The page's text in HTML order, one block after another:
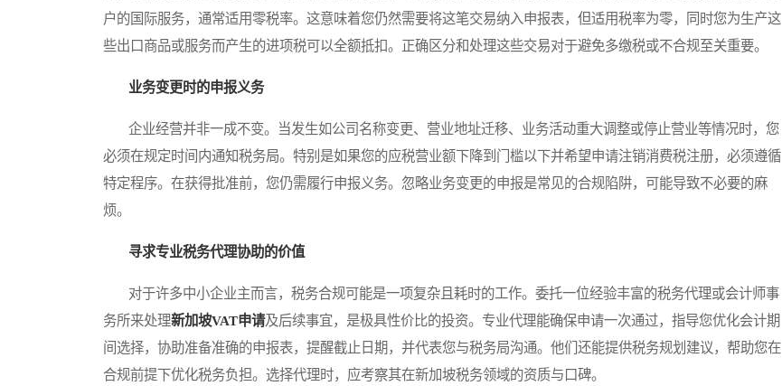
户的国际服务，通常适用零税率。这意味着您仍然需要将这笔交易纳入申报表，但适用税率为零，同时您为生产这
些出口商品或服务而产生的进项税可以全额抵扣。正确区分和处理这些交易对于避免多缴税或不合规至关重要。
业务变更时的申报义务
企业经营并非一成不变。当发生如公司名称变更、营业地址迁移、业务活动重大调整或停止营业等情况时，您
必须在规定时间内通知税务局。特别是如果您的应税营业额下降到门槛以下并希望申请注销消费税注册，必须遵循
特定程序。在获得批准前，您仍需履行申报义务。忽略业务变更的申报是常见的合规陷阱，可能导致不必要的麻
烦。
寻求专业税务代理协助的价值
对于许多中小企业主而言，税务合规可能是一项复杂且耗时的工作。委托一位经验丰富的税务代理或会计师事
务所来处理新加坡VAT申请及后续事宜，是极具性价比的投资。专业代理能确保申请一次通过，指导您优化会计期
间选择，协助准备准确的申报表，提醒截止日期，并代表您与税务局沟通。他们还能提供税务规划建议，帮助您在
合规前提下优化税务负担。选择代理时，应考察其在新加坡税务领域的资质与口碑。